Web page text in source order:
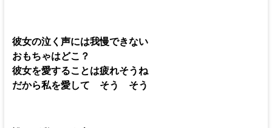
彼女の泣く声には我慢できない
おもちゃはどこ？
彼女を愛することは疲れそうね
だから私を愛して そう そう